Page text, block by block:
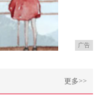
广告
更多>>